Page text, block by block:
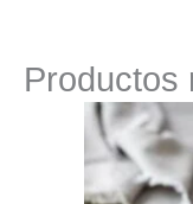
Productos